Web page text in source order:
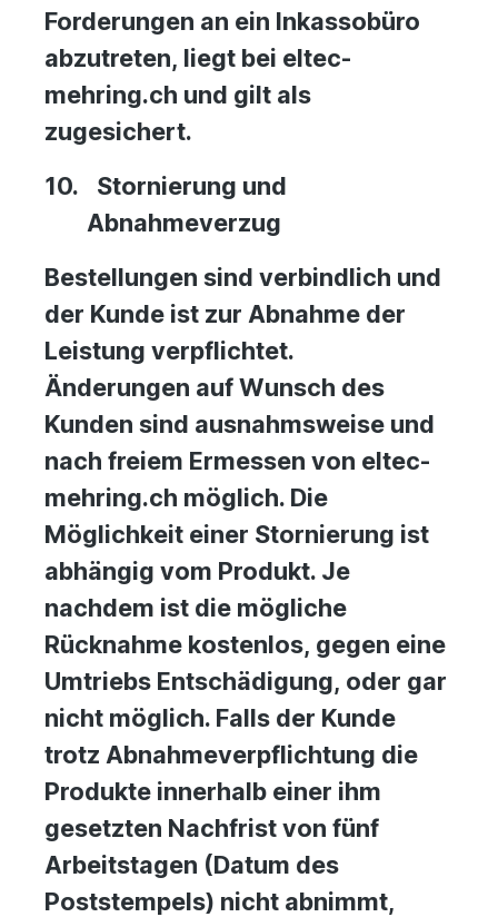
Forderungen an ein Inkassobüro
abzutreten, liegt bei eltec-
mehring.ch und gilt als
zugesichert.
10.
Stornierung und
Abnahmeverzug
Bestellungen sind verbindlich und
der Kunde ist zur Abnahme der
Leistung verpflichtet.
Änderungen auf Wunsch des
Kunden sind ausnahmsweise und
nach freiem Ermessen von eltec-
mehring.ch möglich. Die
Möglichkeit einer Stornierung ist
abhängig vom Produkt. Je
nachdem ist die mögliche
Rücknahme kostenlos, gegen eine
Umtriebs Entschädigung, oder gar
nicht möglich. Falls der Kunde
trotz Abnahmeverpflichtung die
Produkte innerhalb einer ihm
gesetzten Nachfrist von fünf
Arbeitstagen (Datum des
Poststempels) nicht abnimmt,